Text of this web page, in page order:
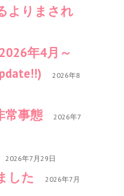
よりまされ
年4月～
2026年8
常事態 2026年7
2026年7月29日
した 2026年7月